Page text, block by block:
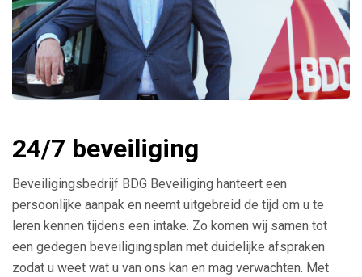
24/7 beveiliging
Beveiligingsbedrijf BDG Beveiliging hanteert een
persoonlijke aanpak en neemt uitgebreid de tijd om u te
leren kennen tijdens een intake. Zo komen wij samen tot
een gedegen beveiligingsplan met duidelijke afspraken
zodat u weet wat u van ons kan en mag verwachten. Met